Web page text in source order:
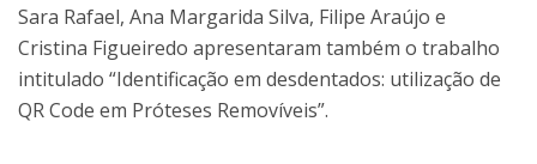
Sara Rafael, Ana Margarida Silva, Filipe Araújo e
Cristina Figueiredo apresentaram também o trabalho
intitulado “Identificação em desdentados: utilização de
QR Code em Próteses Removíveis”.